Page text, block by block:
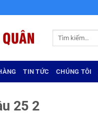
TIN TỨC CHÚNG TÔI
25 2